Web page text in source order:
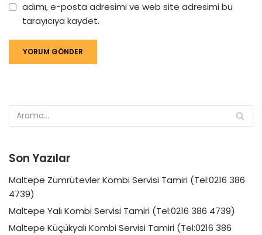
adımı, e-posta adresimi ve web site adresimi bu
tarayıcıya kaydet.
Son Yazılar
Maltepe Zümrütevler Kombi Servisi Tamiri (Tel:0216 386
4739)
Maltepe Yalı Kombi Servisi Tamiri (Tel:0216 386 4739)
Maltepe Küçükyalı Kombi Servisi Tamiri (Tel:0216 386